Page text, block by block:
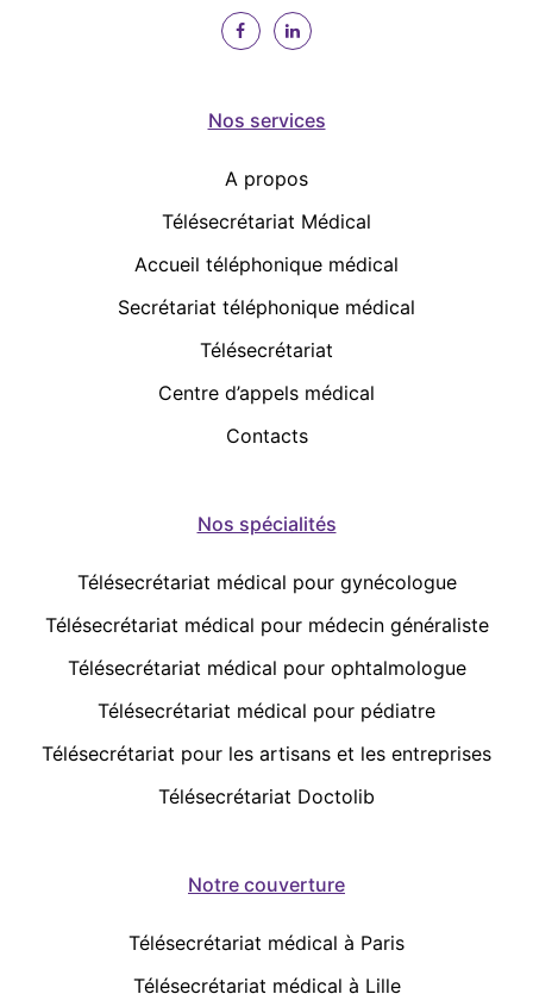
Nos services
A propos
Télésecrétariat Médical
Accueil téléphonique médical
Secrétariat téléphonique médical
Télésecrétariat
Centre d’appels médical
Contacts
Nos spécialités
Télésecrétariat médical pour gynécologue
Télésecrétariat médical pour médecin généraliste
Télésecrétariat médical pour ophtalmologue
Télésecrétariat médical pour pédiatre
Télésecrétariat pour les artisans et les entreprises
Télésecrétariat Doctolib
Notre couverture
Télésecrétariat médical à Paris
Télésecrétariat médical à Lille